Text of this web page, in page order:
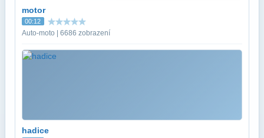
motor
00:12
Auto-moto | 6686 zobrazení
hadice